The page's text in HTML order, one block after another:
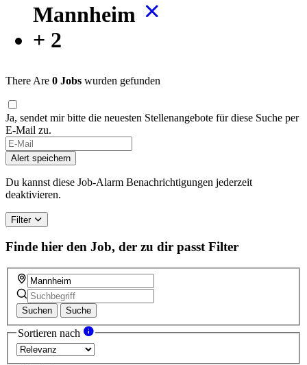
Mannheim
+ 2
There Are 0 Jobs wurden gefunden
Ja, sendet mir bitte die neuesten Stellenangebote für diese Suche per
E-Mail zu.
Alert speichern
Du kannst diese Job-Alarm Benachrichtigungen jederzeit
deaktivieren.
Filter
Finde hier den Job, der zu dir passt Filter
Suchen Suche
Sortieren nach